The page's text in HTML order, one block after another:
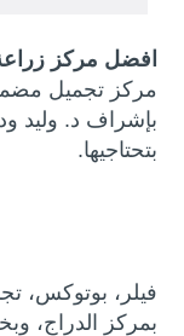
افضل مركز
مركز تجميل
بإشراف د. وليد
بتحتاجيها.
فيلر، بوتوكس،
بمركز الدراج،